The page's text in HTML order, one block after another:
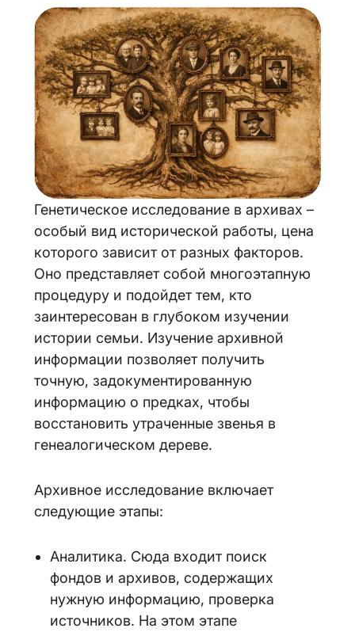
Генетическое исследование в архивах –
особый вид исторической работы, цена
которого зависит от разных факторов.
Оно представляет собой многоэтапную
процедуру и подойдет тем, кто
заинтересован в глубоком изучении
истории семьи. Изучение архивной
информации позволяет получить
точную, задокументированную
информацию о предках, чтобы
восстановить утраченные звенья в
генеалогическом дереве.
Архивное исследование включает
следующие этапы:
Аналитика. Сюда входит поиск
фондов и архивов, содержащих
нужную информацию, проверка
источников. На этом этапе